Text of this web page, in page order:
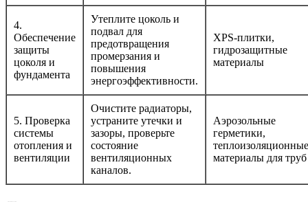
4.
Обеспечение
защиты
цоколя и
фундамента
Утеплите цоколь и
подвал для
предотвращения
промерзания и
повышения
энергоэффективности.
XPS-плитки,
гидрозащитные
материалы
5. Проверка
системы
отопления и
вентиляции
Очистите радиаторы,
устраните утечки и
зазоры, проверьте
состояние
вентиляционных
каналов.
Аэрозольные
герметики,
теплоизоляционные
материалы для труб